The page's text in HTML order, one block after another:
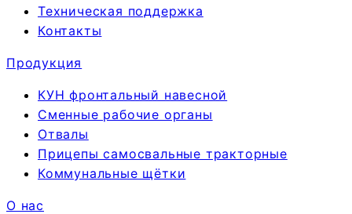
Техническая поддержка
Контакты
Продукция
КУН фронтальный навесной
Сменные рабочие органы
Отвалы
Прицепы самосвальные тракторные
Коммунальные щётки
О нас